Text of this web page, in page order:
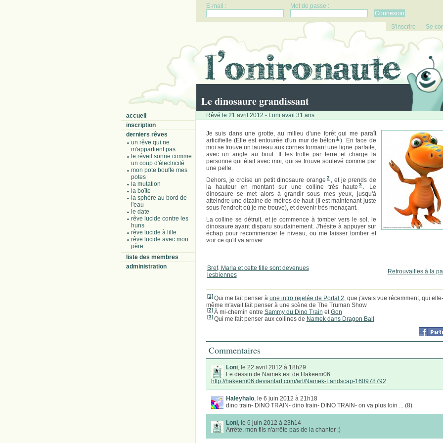
E-mail : Mot de passe :
S'inscrire Se
Le dinosaure grandissant
accueil
inscription
derniers rêves
un rêve qui ne
m'appartient pas
le réveil sonne comme
un coup d'électricité
mon pote bouffe mes
potes
la mutation
la boîte
la sphère au bord de
l'eau
le date
rêve lucide contre les
huns
rêve lucide à lille
rêve lucide avec mon
père
liste des membres
administration
Rêvé le 21 avril 2012 - Loni avait 31 ans
Je suis dans une grotte, au milieu d'une forêt qui me paraît
articifielle (Elle est entourée d'un mur de béton 1 ). En face de
moi se trouve un taureau aux cornes formant une ligne parfaite,
avec un angle au bout. Il les frotte par terre et charge la
personne qui était avec moi, qui se trouve soulevé comme par
une pelle.
Dehors, je croise un petit dinosaure orange 2 , et je prends de
la hauteur en montant sur une colline très haute 3 . Le
dinosaure se met alors à grandir sous mes yeux, jusqu'à
atteindre une dizaine de mètres de haut (Il est maintenant juste
sous l'endroit où je me trouve), et devenir très menaçant.
La colline se détruit, et je commence à tomber vers le sol, le
dinosaure ayant disparu soudainement. J'hésite à appuyer sur
échap pour recommencer le niveau, ou me laisser tomber et
voir ce qu'il va arriver.
Bref, Marla et cette fille sont devenues
lesbiennes
Retrouvailles à la
[1] Qui me fait penser à une intro rejetée de Portal 2, que j'avais vue récemment, qui elle-
même m'avait fait penser à une scène de The Truman Show
[2] À mi-chemin entre Sammy du Dino Train etGon
[3] Qui me fait penser aux collines de Namek dans Dragon Ball
Commentaires
Loni, le 22 avril 2012 à 18h29
Le dessin de Namek est de Hakeem06 :
http://hakeem06.deviantart.com/art/Namek-Landscap-160978792
Haleyhalo, le 6 juin 2012 à 21h18
dino train- DINO TRAIN- dino train- DINO TRAIN- on va plus loin ... (8)
Loni, le 6 juin 2012 à 23h14
Arrête, mon fils n'arrête pas de la chanter ;)